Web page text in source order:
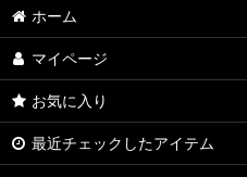
ホーム
マイページ
お気に入り
最近チェックしたアイテム